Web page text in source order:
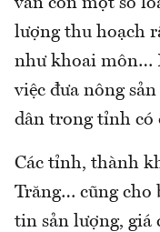
lượng thu hoạch
như khoai môn…
việc đưa nông
dân trong tỉnh có
Các tỉnh, thành
Trăng… cũng cho
tin sản lượng, giá